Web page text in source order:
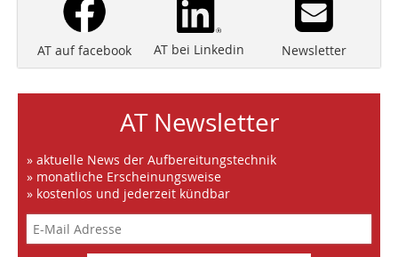
AT auf facebook AT bei Linkedin Newsletter
AT Newsletter
» aktuelle News der Aufbereitungstechnik
» monatliche Erscheinungsweise
» kostenlos und jederzeit kündbar